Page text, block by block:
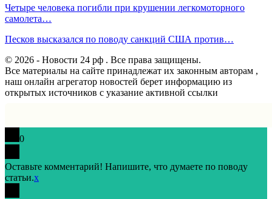
Четыре человека погибли при крушении легкомоторного
самолета…
Песков высказался по поводу санкций США против…
© 2026 - Новости 24 рф . Все права защищены.
Все материалы на сайте принадлежат их законным авторам ,
наш онлайн агрегатор новостей берет информацию из
открытых источников с указание активной ссылки
0
Оставьте комментарий! Напишите, что думаете по поводу
статьи.x